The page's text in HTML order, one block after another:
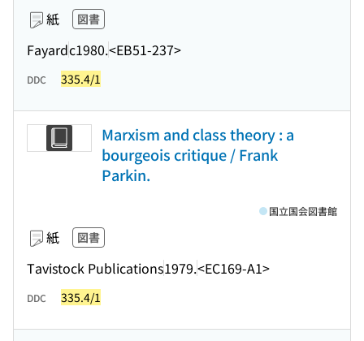
紙 図書
Fayardc1980.<EB51-237>
DDC 335.4/1
Marxism and class theory : a
bourgeois critique / Frank
Parkin.
紙 図書
Tavistock Publications1979.<EC169-A1>
国立国会図書館
DDC 335.4/1